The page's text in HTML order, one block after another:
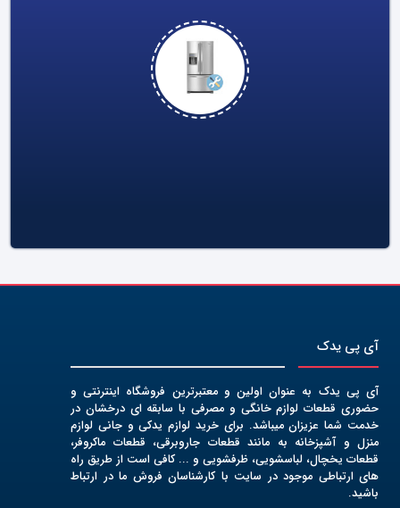
آی پی یدک
آی پی یدک به عنوان اولین و معتبرترین فروشگاه اینترنتی و
حضوری قطعات لوازم خانگی و مصرفی با سابقه ای درخشان در
خدمت شما عزیزان میباشد. برای خرید لوازم یدکی و جانی لوازم
منزل و آشپزخانه به مانند قطعات جاروبرقی، قطعات ماکروفر،
قطعات یخچال، لباسشویی، ظرفشویی و ... کافی است از طریق راه
های ارتباطی موجود در سایت با کارشناسان فروش ما در ارتباط
باشید.